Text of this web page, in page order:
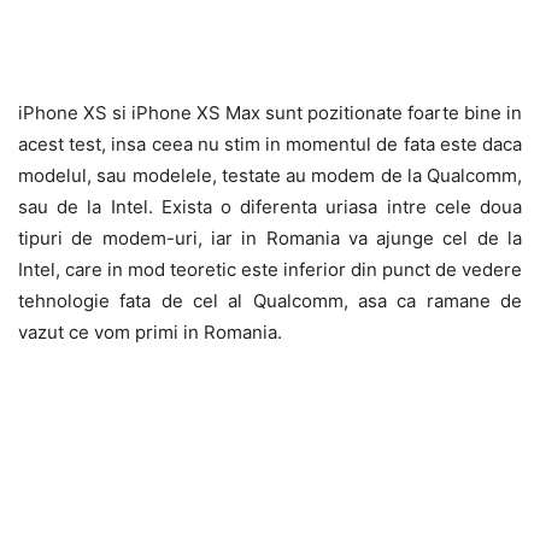
iPhone XS si iPhone XS Max sunt pozitionate foarte bine in
acest test, insa ceea nu stim in momentul de fata este daca
modelul, sau modelele, testate au modem de la Qualcomm,
sau de la Intel. Exista o diferenta uriasa intre cele doua
tipuri de modem-uri, iar in Romania va ajunge cel de la
Intel, care in mod teoretic este inferior din punct de vedere
tehnologie fata de cel al Qualcomm, asa ca ramane de
vazut ce vom primi in Romania.